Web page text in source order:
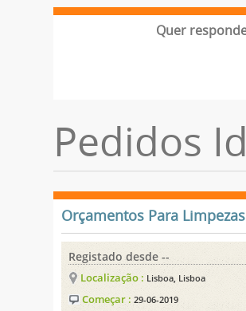
Quer
Pedidos
Orçamentos Para
Registado desde --
Localização : Lisboa, Lisboa
Começar :29-06-2019